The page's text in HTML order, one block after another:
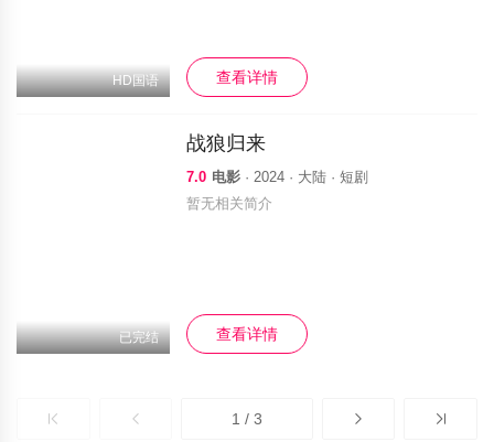
HD国语
找
查看详情
已完结
战狼归来
7.0 电影 · 2024 · 大陆 · 短剧
暂无相关简介
查看详情
1 / 3